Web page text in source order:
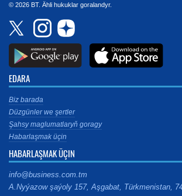
© 2026 BT. Ähli hukuklar goralandyr.
EDARA
Biz barada
Düzgünler we şertler
Şahsy maglumatlaryň goragy
Habarlaşmak üçin
HABARLAŞMAK ÜÇIN
info@business.com.tm
A.Nyýazow şaýoly 157, Aşgabat, Türkmenistan,